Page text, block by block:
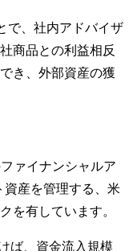
で、社内アドバイザ
商品との利益相反
き、外部資産の獲
ァイナンシャルア
資産を管理する、米
を有しています。
ば、資金流入規模